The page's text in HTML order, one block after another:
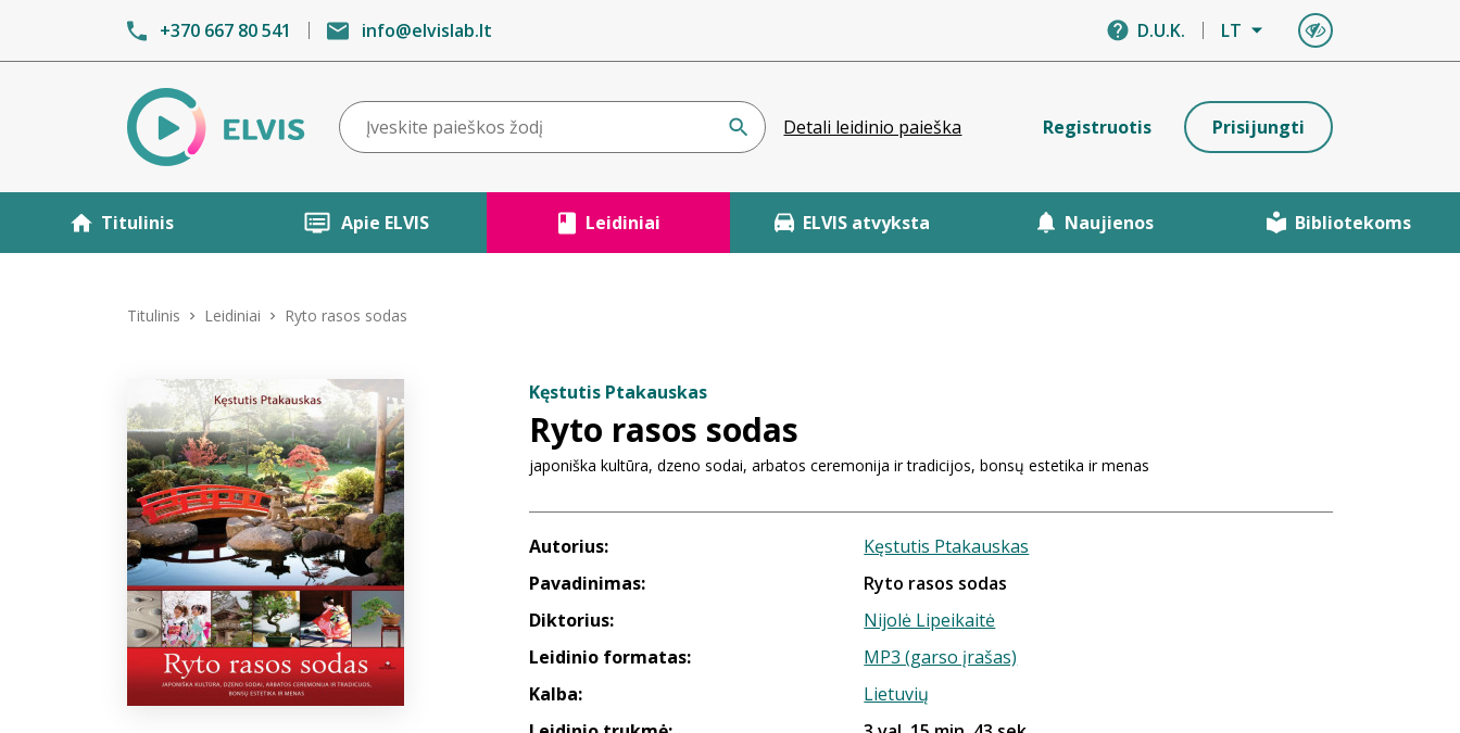
+370 667 80 541 info@elvislab.lt D.U.K. LT
Detali leidinio paieška Registruotis Prisijungti
Titulinis Apie ELVIS Leidiniai ELVIS atvyksta Naujienos Bibliotekoms
Titulinis Leidiniai Ryto rasos sodas
Kęstutis Ptakauskas
Ryto rasos sodas
japoniška kultūra, dzeno sodai, arbatos ceremonija ir tradicijos, bonsų estetika ir menas
Autorius:
Kęstutis Ptakauskas
Pavadinimas:
Ryto rasos sodas
Diktorius:
Nijolė Lipeikaitė
Leidinio formatas:
MP3 (garso įrašas)
Kalba:
Lietuvių